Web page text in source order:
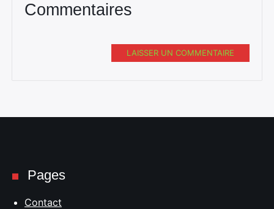
Commentaires
LAISSER UN COMMENTAIRE
Pages
Contact